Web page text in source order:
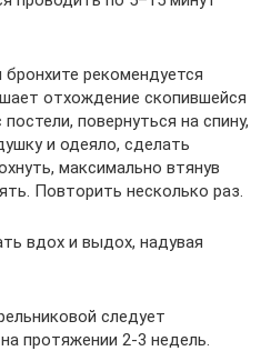
рекомендуется
отхождение скопившейся
повернуться на спину,
и одеяло, сделать
максимально втянув
Повторить несколько раз.
вдох и выдох, надувая
следует
протяжении 2-3 недель.